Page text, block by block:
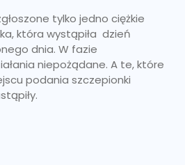
tylko jedno ciężkie
która wystąpiła dzień
dnia. W fazie
niepożądane. A te, które
podania szczepionki